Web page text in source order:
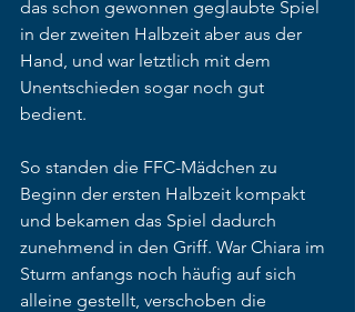
das schon gewonnen geglaubte Spiel
in der zweiten Halbzeit aber aus der
Hand, und war letztlich mit dem
Unentschieden sogar noch gut
bedient.
So standen die FFC-Mädchen zu
Beginn der ersten Halbzeit kompakt
und bekamen das Spiel dadurch
zunehmend in den Griff. War Chiara im
Sturm anfangs noch häufig auf sich
alleine gestellt, verschoben die